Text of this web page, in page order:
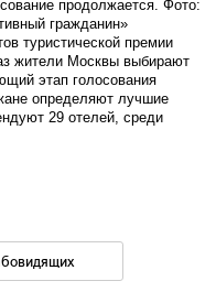
продолжается. Фото:
гражданин»
туристической премии
жители Москвы выбирают
этап голосования
определяют лучшие
29 отелей, среди